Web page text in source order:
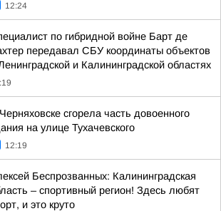
12:24
по гибридной войне Барт де
передавал СБУ координаты объектов
и Калининградской областях
сгорела часть довоенного
на улице Тухачевского
12:19
Беспрозванных: Калининградская
– спортивный регион! Здесь любят
и это круто